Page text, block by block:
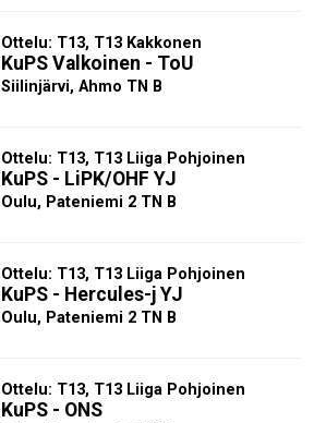
Ottelu: T13, T13 Kakkonen
KuPS Valkoinen - ToU
Siilinjärvi, Ahmo TN B
Ottelu: T13, T13 Liiga Pohjoinen
KuPS - LiPK/OHF YJ
Oulu, Pateniemi 2 TN B
Ottelu: T13, T13 Liiga Pohjoinen
KuPS - Hercules-j YJ
Oulu, Pateniemi 2 TN B
Ottelu: T13, T13 Liiga Pohjoinen
KuPS - ONS